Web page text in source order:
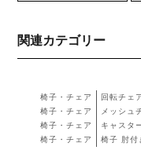
関連カテゴリー
椅子・チェア
回転チェ
椅子・チェア
メッシュ
椅子・チェア
キャスタ
椅子・チェア
椅子 肘付